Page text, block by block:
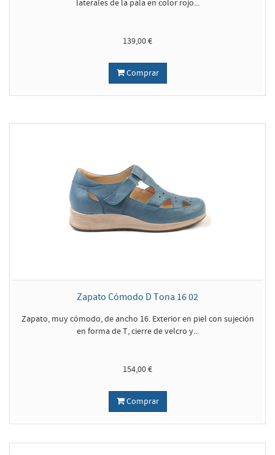
laterales de la pala en color rojo...
139,00 €
Comprar
Zapato Cómodo D Tona 16 02
Zapato, muy cómodo, de ancho 16. Exterior en piel con sujeción
en forma de T, cierre de velcro y...
154,00 €
Comprar